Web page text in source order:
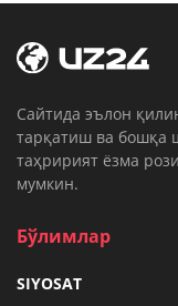
Cайтида эълон
тарқатиш ва бошқа
таҳририят ёзма
мумкин.
Бўлимлар
SIYOSAT